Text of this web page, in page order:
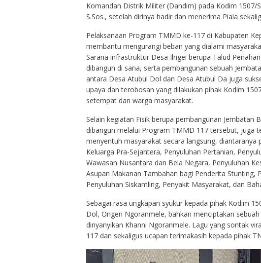
Komandan Distrik Militer (Dandim) pada Kodim 1507/
S.Sos., setelah dirinya hadir dan menerima Piala
Pelaksanaan Program TMMD ke-117 di Kabupaten
membantu mengurangi beban yang dialami
Sarana infrastruktur Desa Ilngei berupa Talud
dibangun di sana, serta pembangunan sebuah
antara Desa Atubul Dol dan Desa Atubul Da juga
upaya dan terobosan yang dilakukan pihak Kodim
setempat dan warga masyarakat.
Selain kegiatan Fisik berupa pembangunan Jembatan
dibangun melalui Program TMMD 117 tersebut, juga
menyentuh masyarakat secara langsung, diantaranya
Keluarga Pra-Sejahtera, Penyuluhan Pertanian,
Wawasan Nusantara dan Bela Negara, Penyuluhan
Asupan Makanan Tambahan bagi Penderita Stunting,
Penyuluhan Siskamling, Penyakit Masyarakat, dan
Sebagai rasa ungkapan syukur kepada pihak Kodim
Dol, Ongen Ngoranmele, bahkan menciptakan
dinyanyikan Khanni Ngoranmele. Lagu yang sontak
117 dan sekaligus ucapan terimakasih kepada pihak